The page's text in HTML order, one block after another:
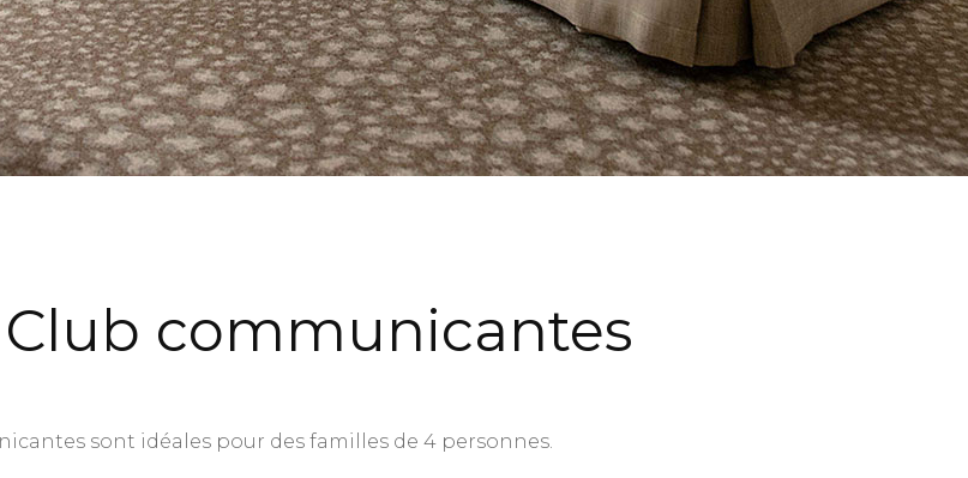
communicantes
sont idéales pour des familles de 4 personnes.